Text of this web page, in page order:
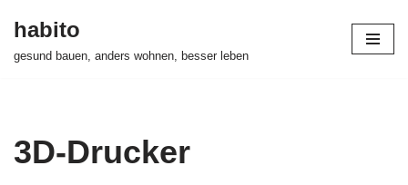
habito
gesund bauen, anders wohnen, besser leben
3D-Drucker